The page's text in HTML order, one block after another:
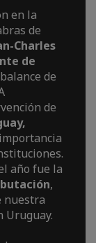
en la
de
Charles
de
de
de
año fue la
,
nuestra
Uruguay.